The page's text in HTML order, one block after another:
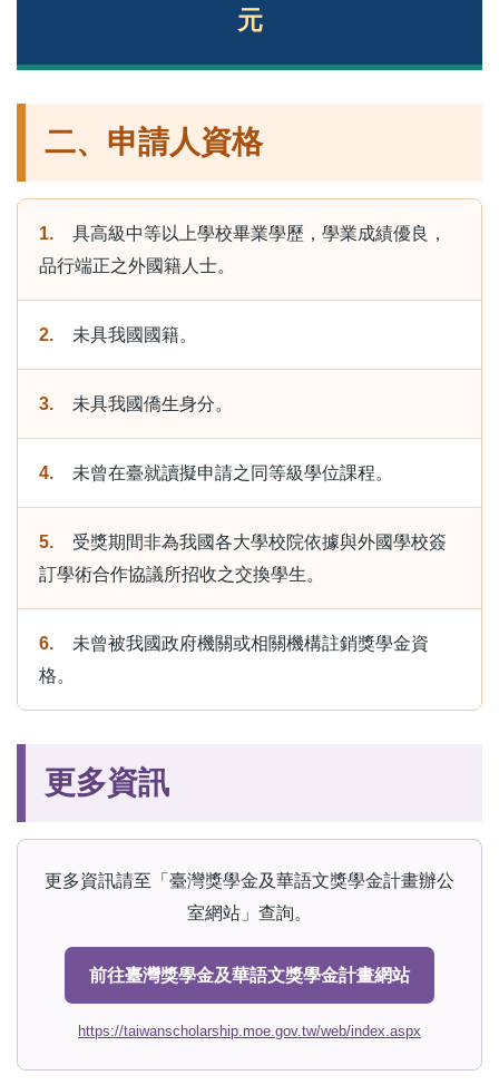
元
二、申請人資格
1.
具高級中等以上學校畢業學歷，學業成績優良，
品行端正之外國籍人士。
2. 未具我國國籍。
3. 未具我國僑生身分。
4. 未曾在臺就讀擬申請之同等級學位課程。
5.
受獎期間非為我國各大學校院依據與外國學校簽
訂學術合作協議所招收之交換學生。
6.
未曾被我國政府機關或相關機構註銷獎學金資
格。
更多資訊
更多資訊請至「臺灣獎學金及華語文獎學金計畫辦公
室網站」查詢。
前往臺灣獎學金及華語文獎學金計畫網站
https://taiwanscholarship.moe.gov.tw/web/index.aspx